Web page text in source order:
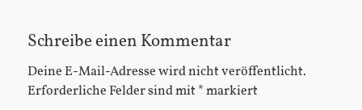
Schreibe einen Kommentar
Deine E-Mail-Adresse wird nicht veröffentlicht.
Erforderliche Felder sind mit *markiert